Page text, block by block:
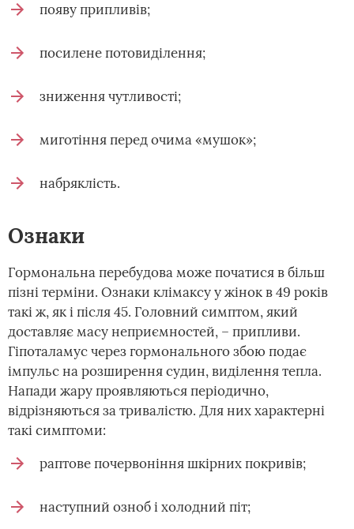
появу припливів;
посилене потовиділення;
зниження чутливості;
миготіння перед очима «мушок»;
набряклість.
Ознаки
Гормональна перебудова може початися в більш
пізні терміни. Ознаки клімаксу у жінок в 49 років
такі ж, як і після 45. Головний симптом, який
доставляє масу неприємностей, – припливи.
Гіпоталамус через гормонального збою подає
імпульс на розширення судин, виділення тепла.
Напади жару проявляються періодично,
відрізняються за тривалістю. Для них характерні
такі симптоми:
раптове почервоніння шкірних покривів;
наступний озноб і холодний піт;